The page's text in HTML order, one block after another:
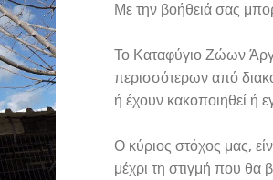
Με την βοήθειά σας
Το Καταφύγιο Ζώων
περισσότερων από
ή έχουν κακοποιηθεί ή
Ο κύριος στόχος μας,
μέχρι τη στιγμή που θα